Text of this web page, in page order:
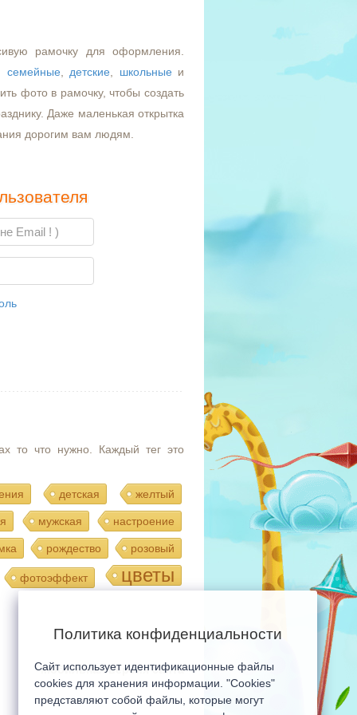
рамочку для оформления.
семейные детские школьные и
фото в рамочку, чтобы создать
Даже маленькая открытка
дорогим вам людям.
то что нужно. Каждый тег это
детская желтый
мужская настроение
рождество розовый
фотоэффект цветы
Мобильная версия сайта
Политика конфиденциальности
Сайт использует идентификационные файлы
cookies для хранения информации. "Cookies"
представляют собой файлы, которые могут